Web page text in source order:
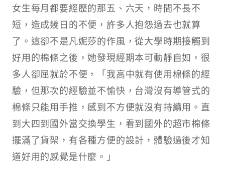
女生每月都要經歷的那五、六天，時間不長不
短，造成幾日的不便，許多人抱怨過去也就算
了。這卻不是凡妮莎的作風，從大學時期接觸到
好用的棉條之後，她發現經期本可動靜自如，很
多人卻屈就於不便，「我高中就有使用棉條的經
驗，但那次的經驗並不愉快，台灣沒有導管式的
棉條只能用手推，感到不方便就沒有持續用。直
到大四到國外當交換學生，看到國外的超市棉條
擺滿了貨架，有各種方便的設計，體驗過後才知
道好用的感覺是什麼。」